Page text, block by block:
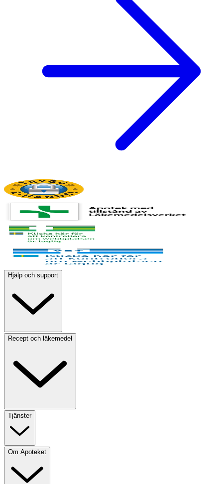
Hjälp och support
Recept och läkemedel
Tjänster
Om Apoteket